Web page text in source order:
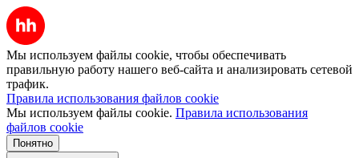
Мы используем файлы cookie, чтобы обеспечивать
правильную работу нашего веб-сайта и анализировать сетевой
трафик.
Правила использования файлов cookie
Мы используем файлы cookie. Правила использования
файлов cookie
Понятно